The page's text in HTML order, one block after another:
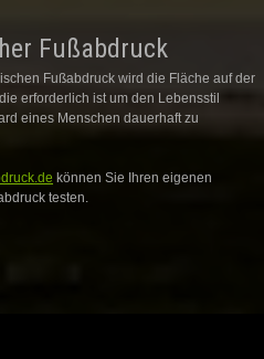
Fußabdruck
Fußabdruck wird die Fläche auf der
erforderlich ist um den Lebensstil
eines Menschen dauerhaft zu
können Sie Ihren eigenen
testen.